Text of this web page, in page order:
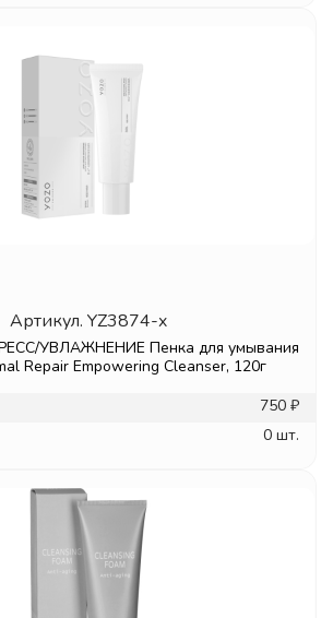
Артикул. YZ3874-x
УВЛАЖНЕНИЕ Пенка для умывания
Repair Empowering Cleanser, 120г
750 ₽
0 шт.